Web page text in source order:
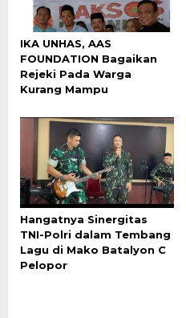
IKA UNHAS, AAS
FOUNDATION Bagaikan
Rejeki Pada Warga
Kurang Mampu
Hangatnya Sinergitas
TNI-Polri dalam Tembang
Lagu di Mako Batalyon C
Pelopor